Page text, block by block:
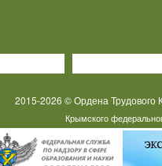
2015-2026 © Ордена
Крымского